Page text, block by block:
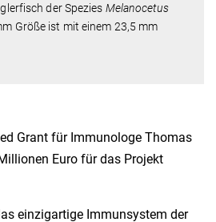
der Spezies Melanocetus
Größe ist mit einem 23,5 mm
Grant für Immunologe Thomas
Euro für das Projekt
einzigartige Immunsystem der